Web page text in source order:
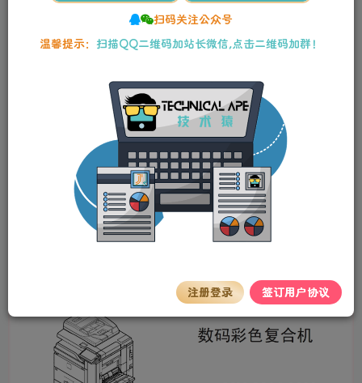
本站资源均为作者特供和网友推荐收集整理而来，仅供学习和研究使
用，请在下载后24小时内删除，谢谢合作！
夏普 MX-M6240N MX-M7040N M6240N
M7040N彩色复印机中文维修手册
stalker
2年前更新
关注
0
机型
MX-M6240N MX-M7040N M6240N M7040N
扫码关注公众号
温馨提示： 扫描QQ二维码加站长微信,点击二维码加群！
注册登录 签订用户协议